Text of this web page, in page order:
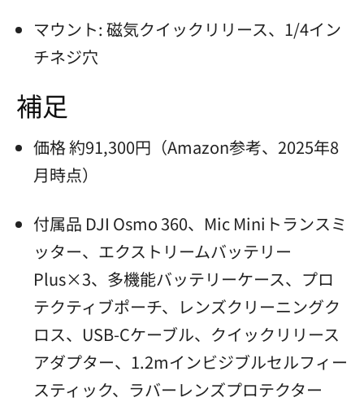
マウント: 磁気クイックリリース、1/4イン
チネジ穴
補足
価格 約91,300円（Amazon参考、2025年8
月時点）
付属品 DJI Osmo 360、Mic Miniトランスミ
ッター、エクストリームバッテリー
Plus×3、多機能バッテリーケース、プロ
テクティブポーチ、レンズクリーニングク
ロス、USB-Cケーブル、クイックリリース
アダプター、1.2mインビジブルセルフィー
スティック、ラバーレンズプロテクター